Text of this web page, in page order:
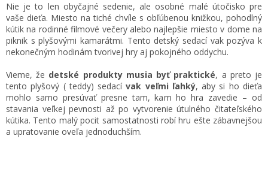
Nie je to len obyčajné sedenie, ale osobné malé útočisko pre
vaše dieťa. Miesto na tiché chvíle s obľúbenou knižkou, pohodlný
kútik na rodinné filmové večery alebo najlepšie miesto v dome na
piknik s plyšovými kamarátmi. Tento detský sedací vak pozýva k
nekonečným hodinám tvorivej hry aj pokojného oddychu.
Vieme, že detské produkty musia byť praktické, a preto je
tento plyšový ( teddy) sedacívak veľmi ľahký, aby si ho dieťa
mohlo samo presúvať presne tam, kam ho hra zavedie – od
stavania veľkej pevnosti až po vytvorenie útulného čitateľského
kútika. Tento malý pocit samostatnosti robí hru ešte zábavnejšou
a upratovanie oveľa jednoduchším.